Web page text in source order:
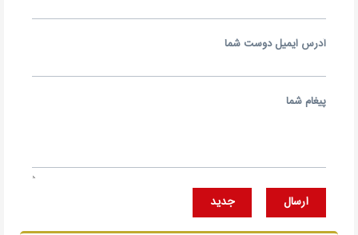
آدرس ايميل دوست شما
پيغام شما
ارسال جديد